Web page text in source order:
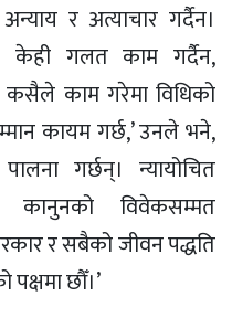
र अत्याचार गर्दैन।
केही गलत काम गर्दैन,
कसैले काम गरेमा विधिको
कायम गर्छ,’ उनले भने,
गर्छन्। न्यायोचित
कानुनको विवेकसम्मत
र सबैको जीवन पद्धति
पक्षमा छौँ।’